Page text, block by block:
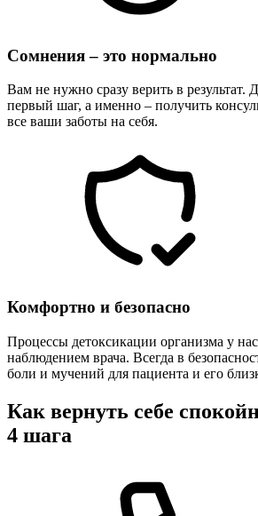
Сомнения – это нормально
Вам не нужно сразу верить в результат.
первый шаг, а именно – получить
все ваши заботы на себя.
Комфортно и безопасно
Процессы детоксикации организма у
наблюдением врача. Всегда в
боли и мучений для пациента и его
Как вернуть себе
4 шага